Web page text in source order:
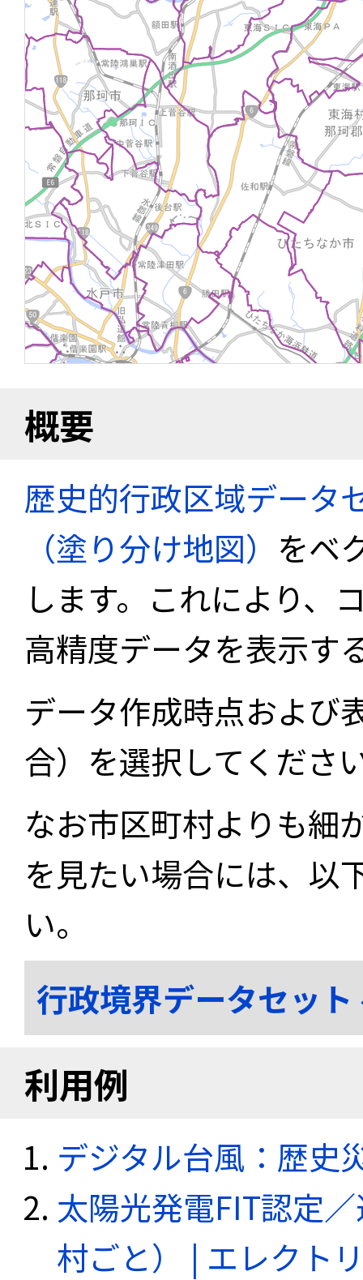
概要
歴史的行政区域データ
（塗り分け地図） をベ
します。これにより、
高精度データを表示す
データ作成時点および
合）を選択してくださ
なお市区町村よりも細
を見たい場合には、以
い。
行政境界データセッ
利用例
デジタル台風：歴史
太陽光発電FIT認定
村ごと） | エレクト